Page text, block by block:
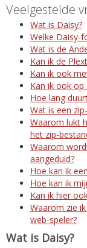
Veelgestelde
Wat is Daisy?
Welke Daisy-
Wat is de
Kan ik de
Kan ik ook
Kan ik ook op
Hoe lang
Wat is een
Waarom lukt
het zip-
Waarom
aangeduid?
Hoe kan ik
Hoe kan ik
Kan ik hier
Waarom zie
web-speler?
Wat is Daisy?